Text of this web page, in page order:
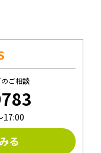
ご相談
17:00
る